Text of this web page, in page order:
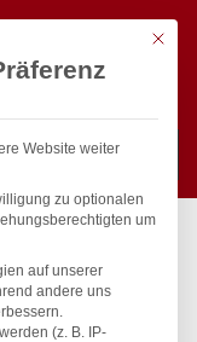
Suchen
Profis
mm,
Mit
Website weiter
zu optionalen
um
auf unserer
andere uns
(z. B. IP-